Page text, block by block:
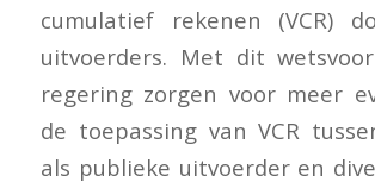
cumulatief rekenen (VCR)
uitvoerders. Met dit
regering zorgen voor meer
de toepassing van VCR
als publieke uitvoerder en